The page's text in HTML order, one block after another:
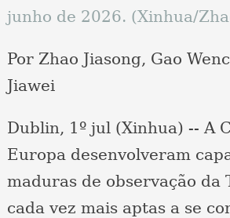
junho de 2026. (Xinhua/
Por Zhao Jiasong, Gao
Jiawei
Dublin, 1º jul (Xinhua) -- A
Europa desenvolveram
maduras de observação da
cada vez mais aptas a se